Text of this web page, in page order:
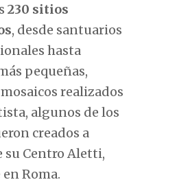
230 sitios
, desde santuarios
hasta
pequeñas,
realizados
algunos de los
creados a
su Centro Aletti,
Roma.